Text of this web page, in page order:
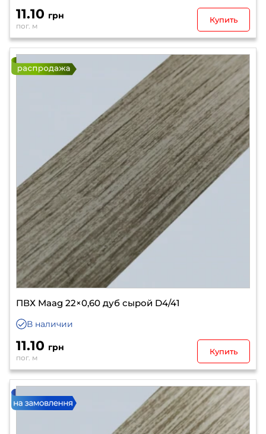
11.10 грн
пог. м
Купить
ПВХ Maag 22×0,60 дуб сырой D4/41
В наличии
11.10 грн
пог. м
Купить